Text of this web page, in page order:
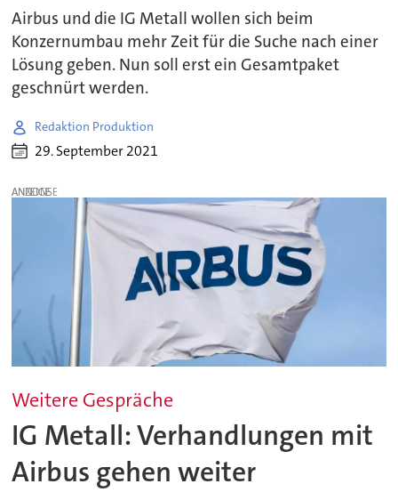
Airbus und die IG Metall wollen sich beim
Konzernumbau mehr Zeit für die Suche nach einer
Lösung geben. Nun soll erst ein Gesamtpaket
geschnürt werden.
Redaktion Produktion
29. September 2021
ANZEIGE
Weitere Gespräche
IG Metall: Verhandlungen mit
Airbus gehen weiter